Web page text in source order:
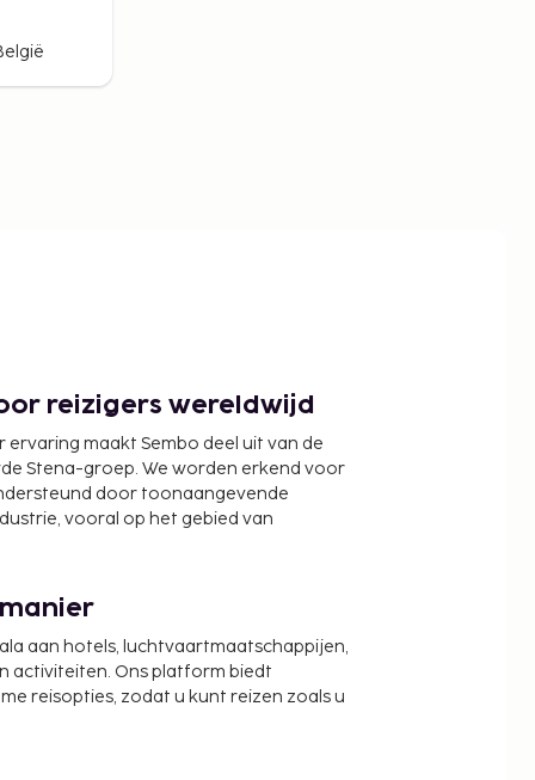
reizigers wereldwijd
ervaring maakt Sembo deel uit van de
Stena-groep. We worden erkend voor
door toonaangevende
vooral op het gebied van
aan hotels, luchtvaartmaatschappijen,
activiteiten. Ons platform biedt
reisopties, zodat u kunt reizen zoals u